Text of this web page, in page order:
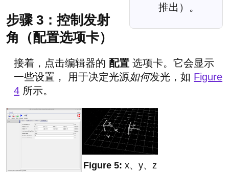
推出）。
步骤 3：控制发射
角（配置选项卡）
接着，点击编辑器的 配置 选项卡。它会显示
一些设置， 用于决定光源如何发光，如 Figure
4 所示。
x、y、z